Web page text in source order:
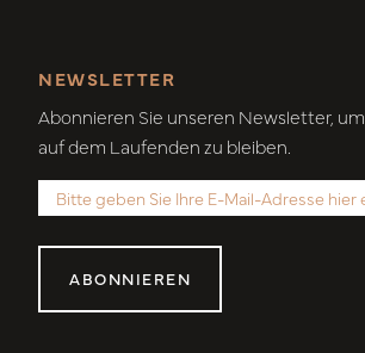
NEWSLETTER
Abonnieren Sie unseren Newsletter, um
auf dem Laufenden zu bleiben.
ABONNIEREN